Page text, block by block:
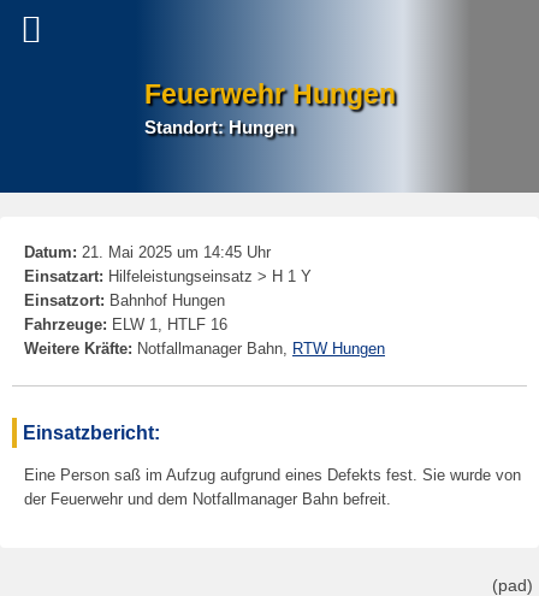
Feuerwehr Hungen
Standort: Hungen
Datum: 21. Mai 2025 um 14:45 Uhr
Einsatzart: Hilfeleistungseinsatz > H 1 Y
Einsatzort: Bahnhof Hungen
Fahrzeuge: ELW 1, HTLF 16
Weitere Kräfte: Notfallmanager Bahn, RTW Hungen
Einsatzbericht:
Eine Person saß im Aufzug aufgrund eines Defekts fest. Sie wurde von
der Feuerwehr und dem Notfallmanager Bahn befreit.
(pad)